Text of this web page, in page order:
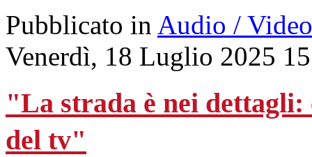
Pubblicato in Audio / Video
Venerdì, 18 Luglio 2025
"La strada è nei dettagli:
del tv"